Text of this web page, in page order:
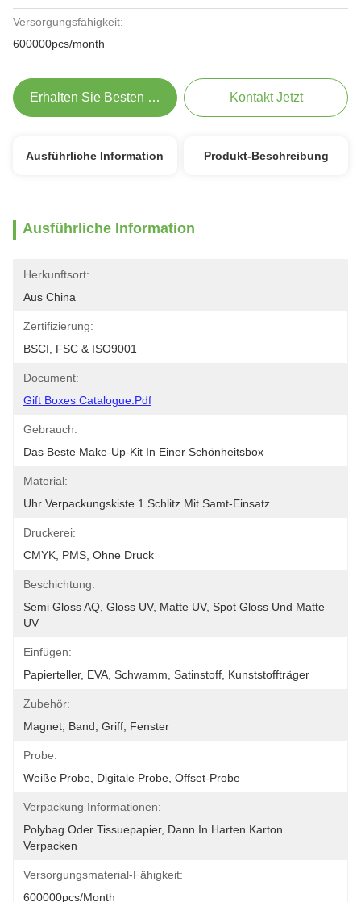
Versorgungsfähigkeit:
600000pcs/month
Erhalten Sie Besten Preis Kontakt Jetzt
Ausführliche Information Produkt-Beschreibung
Ausführliche Information
Herkunftsort:
Aus China
Zertifizierung:
BSCI, FSC & ISO9001
Document:
Gift Boxes Catalogue.pdf
Gebrauch:
Das Beste Make-Up-Kit In Einer Schönheitsbox
Material:
Uhr Verpackungskiste 1 Schlitz Mit Samt-Einsatz
Druckerei:
CMYK, PMS, Ohne Druck
Beschichtung:
Semi Gloss AQ, Gloss UV, Matte UV, Spot Gloss Und Matte
UV
Einfügen:
Papierteller, EVA, Schwamm, Satinstoff, Kunststoffträger
Zubehör:
Magnet, Band, Griff, Fenster
Probe:
Weiße Probe, Digitale Probe, Offset-Probe
Verpackung Informationen:
Polybag Oder Tissuepapier, Dann In Harten Karton
Verpacken
Versorgungsmaterial-Fähigkeit:
600000pcs/month